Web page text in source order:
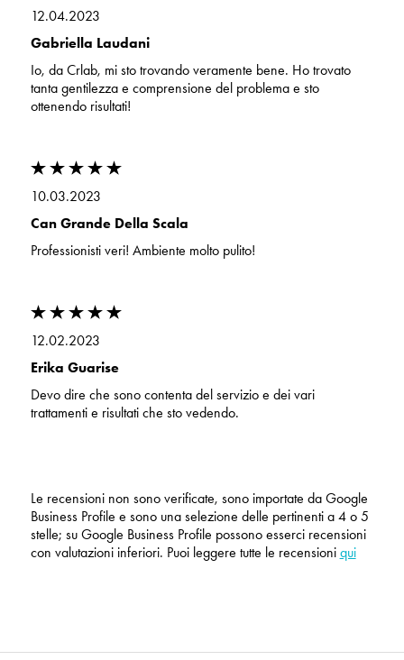
12.04.2023
Gabriella Laudani
Io, da Crlab, mi sto trovando veramente bene. Ho trovato
tanta gentilezza e comprensione del problema e sto
ottenendo risultati!
10.03.2023
Can Grande Della Scala
Professionisti veri! Ambiente molto pulito!
12.02.2023
Erika Guarise
Devo dire che sono contenta del servizio e dei vari
trattamenti e risultati che sto vedendo.
Le recensioni non sono verificate, sono importate da Google
Business Profile e sono una selezione delle pertinenti a 4 o 5
stelle; su Google Business Profile possono esserci recensioni
con valutazioni inferiori. Puoi leggere tutte le recensioni qui